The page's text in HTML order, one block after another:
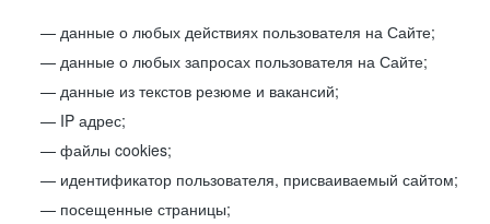
данные о любых действиях пользователя на Сайте;
данные о любых запросах пользователя на Сайте;
данные из текстов резюме и вакансий;
IP адрес;
файлы cookies;
идентификатор пользователя, присваиваемый сайтом;
посещенные страницы;